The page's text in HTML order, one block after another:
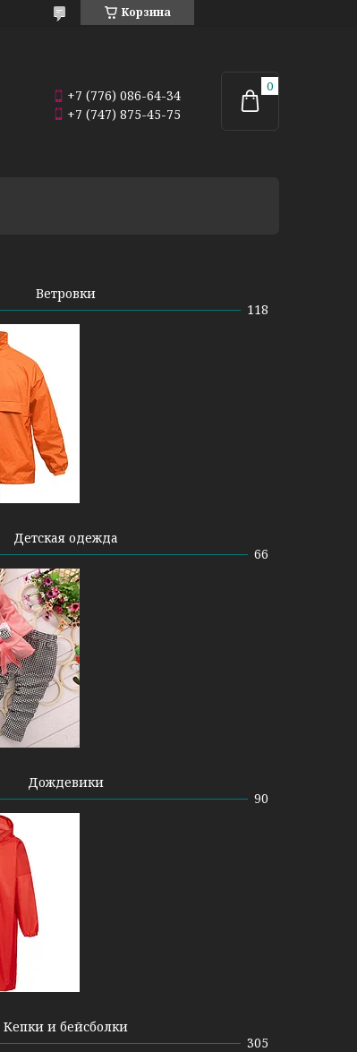
Корзина
+7 (776) 086-64-34
+7 (747) 875-45-75
Ветровки
118
Детская одежда
66
Дождевики
90
Кепки и бейсболки
305